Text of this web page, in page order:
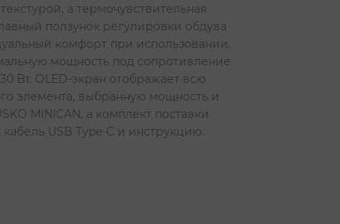
а термочувствительная
ползунок регулировки обдува
комфорт при использовании.
мощность под сопротивление
Вт. OLED-экран отображает всю
элемента, выбранную мощность и
MINICAN, а комплект поставки
USB Type-C и инструкцию.